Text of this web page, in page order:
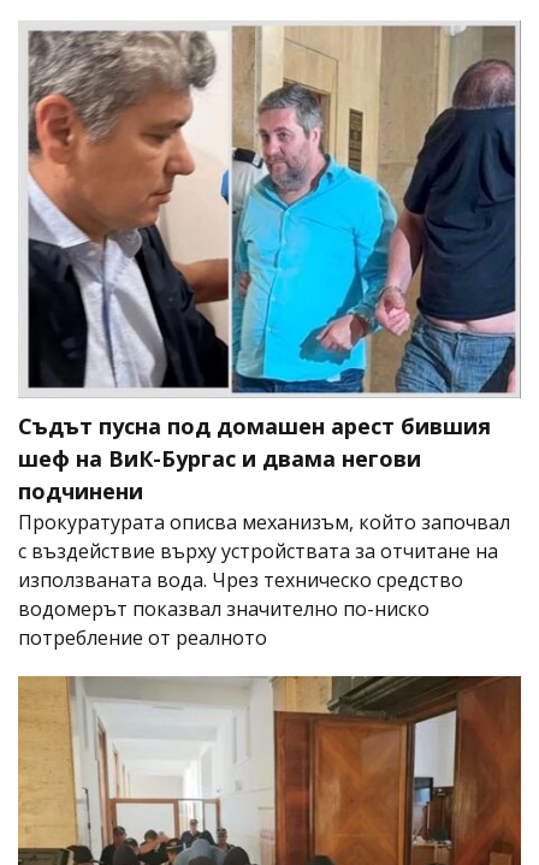
Съдът пусна под домашен арест бившия
шеф на ВиК-Бургас и двама негови
подчинени
Прокуратурата описва механизъм, който започвал
с въздействие върху устройствата за отчитане на
използваната вода. Чрез техническо средство
водомерът показвал значително по-ниско
потребление от реалното